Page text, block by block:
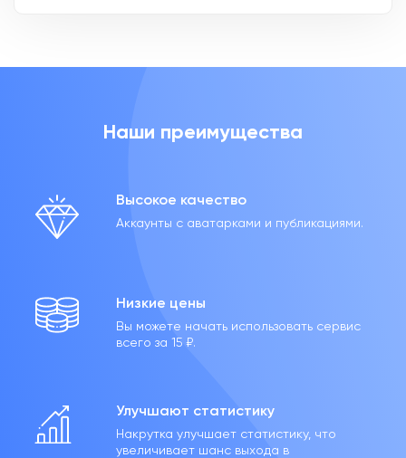
Наши преимущества
Высокое качество
Аккаунты с аватарками и публикациями.
Низкие цены
Вы можете начать использовать сервис
всего за 15 ₽.
Улучшают статистику
Накрутка улучшает статистику, что
увеличивает шанс выхода в